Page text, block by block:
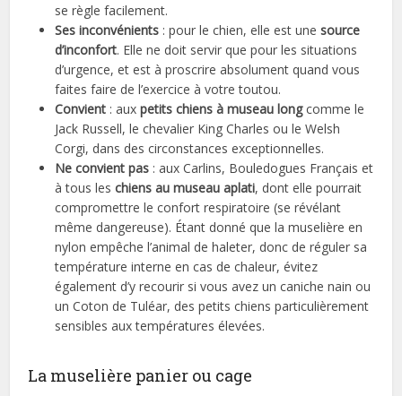
se règle facilement.
Ses inconvénients : pour le chien, elle est unesource
d’inconfort. Elle ne doit servir que pour les situations
d’urgence, et est à proscrire absolument quand vous
faites faire de l’exercice à votre toutou.
Convient : auxpetits chiens à museau longcomme le
Jack Russell, le chevalier King Charles ou le Welsh
Corgi, dans des circonstances exceptionnelles.
Ne convient pas : aux Carlins, Bouledogues Français et
à tous leschiens au museau aplati, dont elle pourrait
compromettre le confort respiratoire (se révélant
même dangereuse). Étant donné que la muselière en
nylon empêche l’animal de haleter, donc de réguler sa
température interne en cas de chaleur, évitez
également d’y recourir si vous avez un caniche nain ou
un Coton de Tuléar, des petits chiens particulièrement
sensibles aux températures élevées.
La muselière panier ou cage